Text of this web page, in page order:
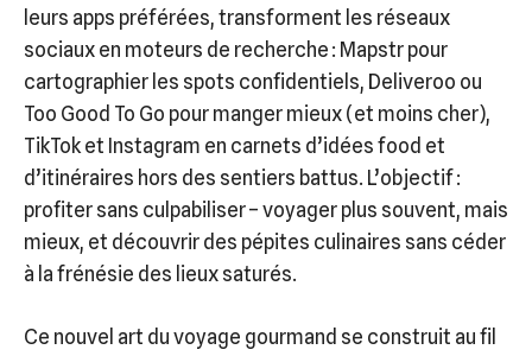
leurs apps préférées, transforment les réseaux
sociaux en moteurs de recherche : Mapstr pour
cartographier les spots confidentiels, Deliveroo ou
Too Good To Go pour manger mieux (et moins cher),
TikTok et Instagram en carnets d’idées food et
d’itinéraires hors des sentiers battus. L’objectif :
profiter sans culpabiliser – voyager plus souvent, mais
mieux, et découvrir des pépites culinaires sans céder
à la frénésie des lieux saturés.
Ce nouvel art du voyage gourmand se construit au fil